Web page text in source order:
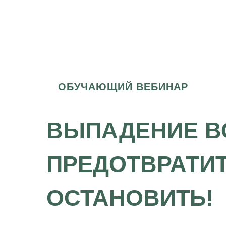
ВЫПАДЕНИЕ
ОСТАНОВИТЬ!
ОБУЧАЮЩИЙ ВЕБИНАР